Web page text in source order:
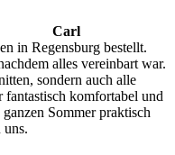
Carl
in Regensburg bestellt.
alles vereinbart war.
sondern auch alle
komfortabel und
Sommer praktisch
uns.